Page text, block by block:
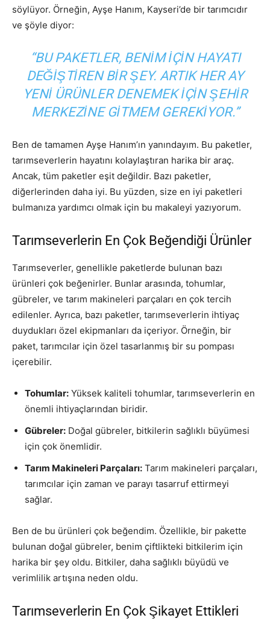
söylüyor. Örneğin, Ayşe Hanım, Kayseri’de bir tarımcıdır
ve şöyle diyor:
“BU PAKETLER, BENIM IÇIN HAYATI
DEĞIŞTIREN BIR ŞEY. ARTIK HER AY
YENI ÜRÜNLER DENEMEK IÇIN ŞEHIR
MERKEZINE GITMEM GEREKIYOR.”
Ben de tamamen Ayşe Hanım’ın yanındayım. Bu paketler,
tarımseverlerin hayatını kolaylaştıran harika bir araç.
Ancak, tüm paketler eşit değildir. Bazı paketler,
diğerlerinden daha iyi. Bu yüzden, size en iyi paketleri
bulmanıza yardımcı olmak için bu makaleyi yazıyorum.
Tarımseverlerin En Çok Beğendiği Ürünler
Tarımseverler, genellikle paketlerde bulunan bazı
ürünleri çok beğenirler. Bunlar arasında, tohumlar,
gübreler, ve tarım makineleri parçaları en çok tercih
edilenler. Ayrıca, bazı paketler, tarımseverlerin ihtiyaç
duydukları özel ekipmanları da içeriyor. Örneğin, bir
paket, tarımcılar için özel tasarlanmış bir su pompası
içerebilir.
Tohumlar: Yüksek kaliteli tohumlar, tarımseverlerin en
önemli ihtiyaçlarından biridir.
Gübreler: Doğal gübreler, bitkilerin sağlıklı büyümesi
için çok önemlidir.
Tarım Makineleri Parçaları: Tarım makineleri parçaları,
tarımcılar için zaman ve parayı tasarruf ettirmeyi
sağlar.
Ben de bu ürünleri çok beğendim. Özellikle, bir pakette
bulunan doğal gübreler, benim çiftlikteki bitkilerim için
harika bir şey oldu. Bitkiler, daha sağlıklı büyüdü ve
verimlilik artışına neden oldu.
Tarımseverlerin En Çok Şikayet Ettikleri